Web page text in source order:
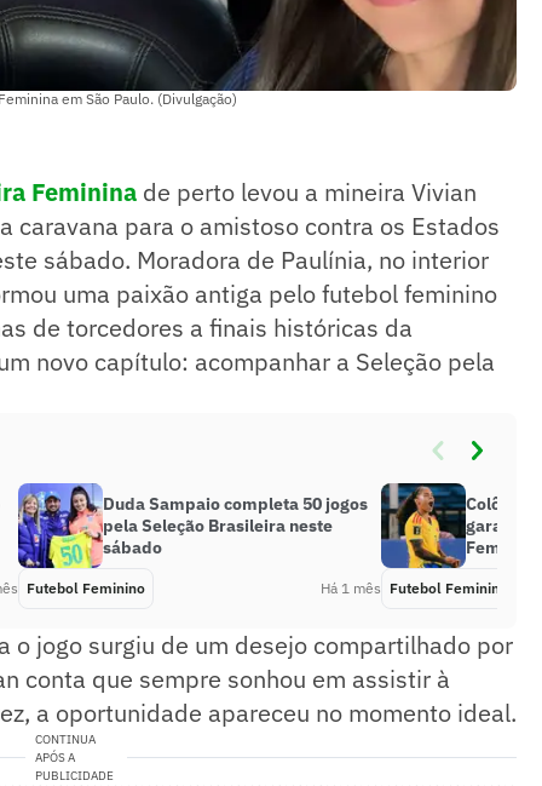
em São Paulo. (Divulgação)
Feminina de perto levou a mineira Vivian
caravana para o amistoso contra os Estados
sábado. Moradora de Paulínia, no interior
uma paixão antiga pelo futebol feminino
de torcedores a finais históricas da
novo capítulo: acompanhar a Seleção pela
Duda Sampaio completa 50 jogos
pela Seleção Brasileira neste
sábado
Futebol Feminino Há 1 mês
garantem
Feminina
Futebol Feminino
o jogo surgiu de um desejo compartilhado por
conta que sempre sonhou em assistir à
a oportunidade apareceu no momento ideal.
CONTINUA
APÓS A
PUBLICIDADE